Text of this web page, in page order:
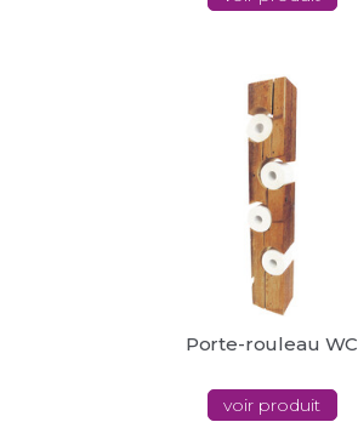
Porte-rouleau WC
voir produit